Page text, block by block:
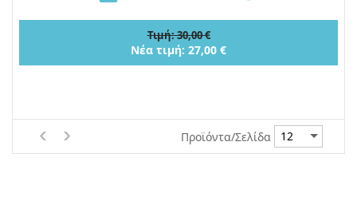
Τιμή: 30,00 €
Νέα τιμή: 27,00 €
Προϊόντα/Σελίδα